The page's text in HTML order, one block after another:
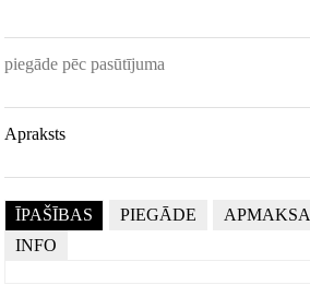
piegāde pēc pasūtījuma
Apraksts
ĪPAŠĪBAS PIEGĀDE APMAKSA
INFO